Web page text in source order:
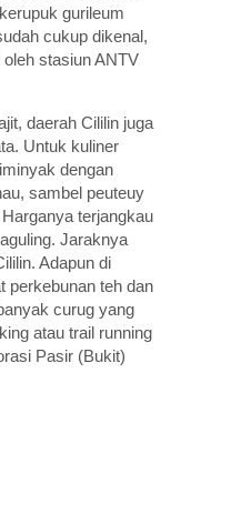
gurileum
cukup dikenal,
stasiun ANTV
daerah Cililin juga
Untuk kuliner
dengan
sambel peuteuy
terjangkau
Jaraknya
Adapun di
perkebunan teh dan
curug yang
atau trail running
Pasir (Bukit)